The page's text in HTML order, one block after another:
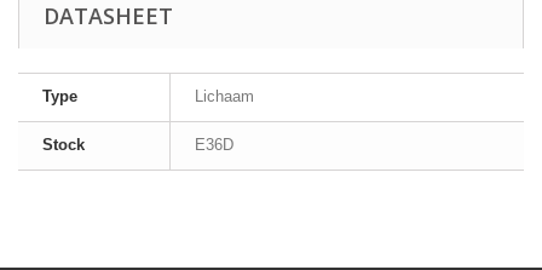
DATASHEET
Type Lichaam
Stock E36D